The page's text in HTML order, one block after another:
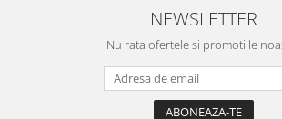
NEWSLETTER
Nu rata ofertele si promotiile